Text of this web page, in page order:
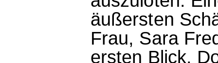
äußersten
Frau, Sara
ersten Blick.